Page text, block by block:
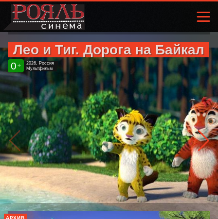
Лео и Тиг. Дорога на Байкал
0 +
2026, Россия
Мультфильм